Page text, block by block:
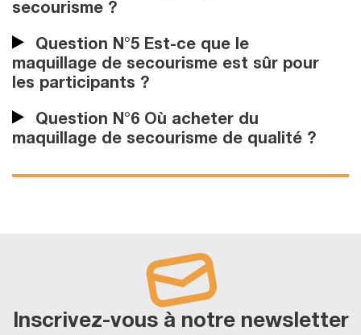
secourisme ?
Question N°5 Est-ce que le
maquillage de secourisme est sûr pour
les participants ?
Question N°6 Où acheter du
maquillage de secourisme de qualité ?
Inscrivez-vous à notre newsletter